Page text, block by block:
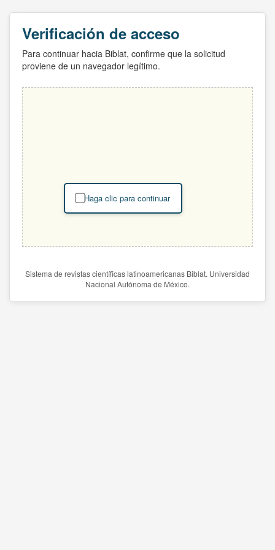
Verificación de acceso
Para continuar hacia Biblat, confirme que la solicitud
proviene de un navegador legítimo.
Haga clic para continuar
Sistema de revistas científicas latinoamericanas Biblat. Universidad
Nacional Autónoma de México.